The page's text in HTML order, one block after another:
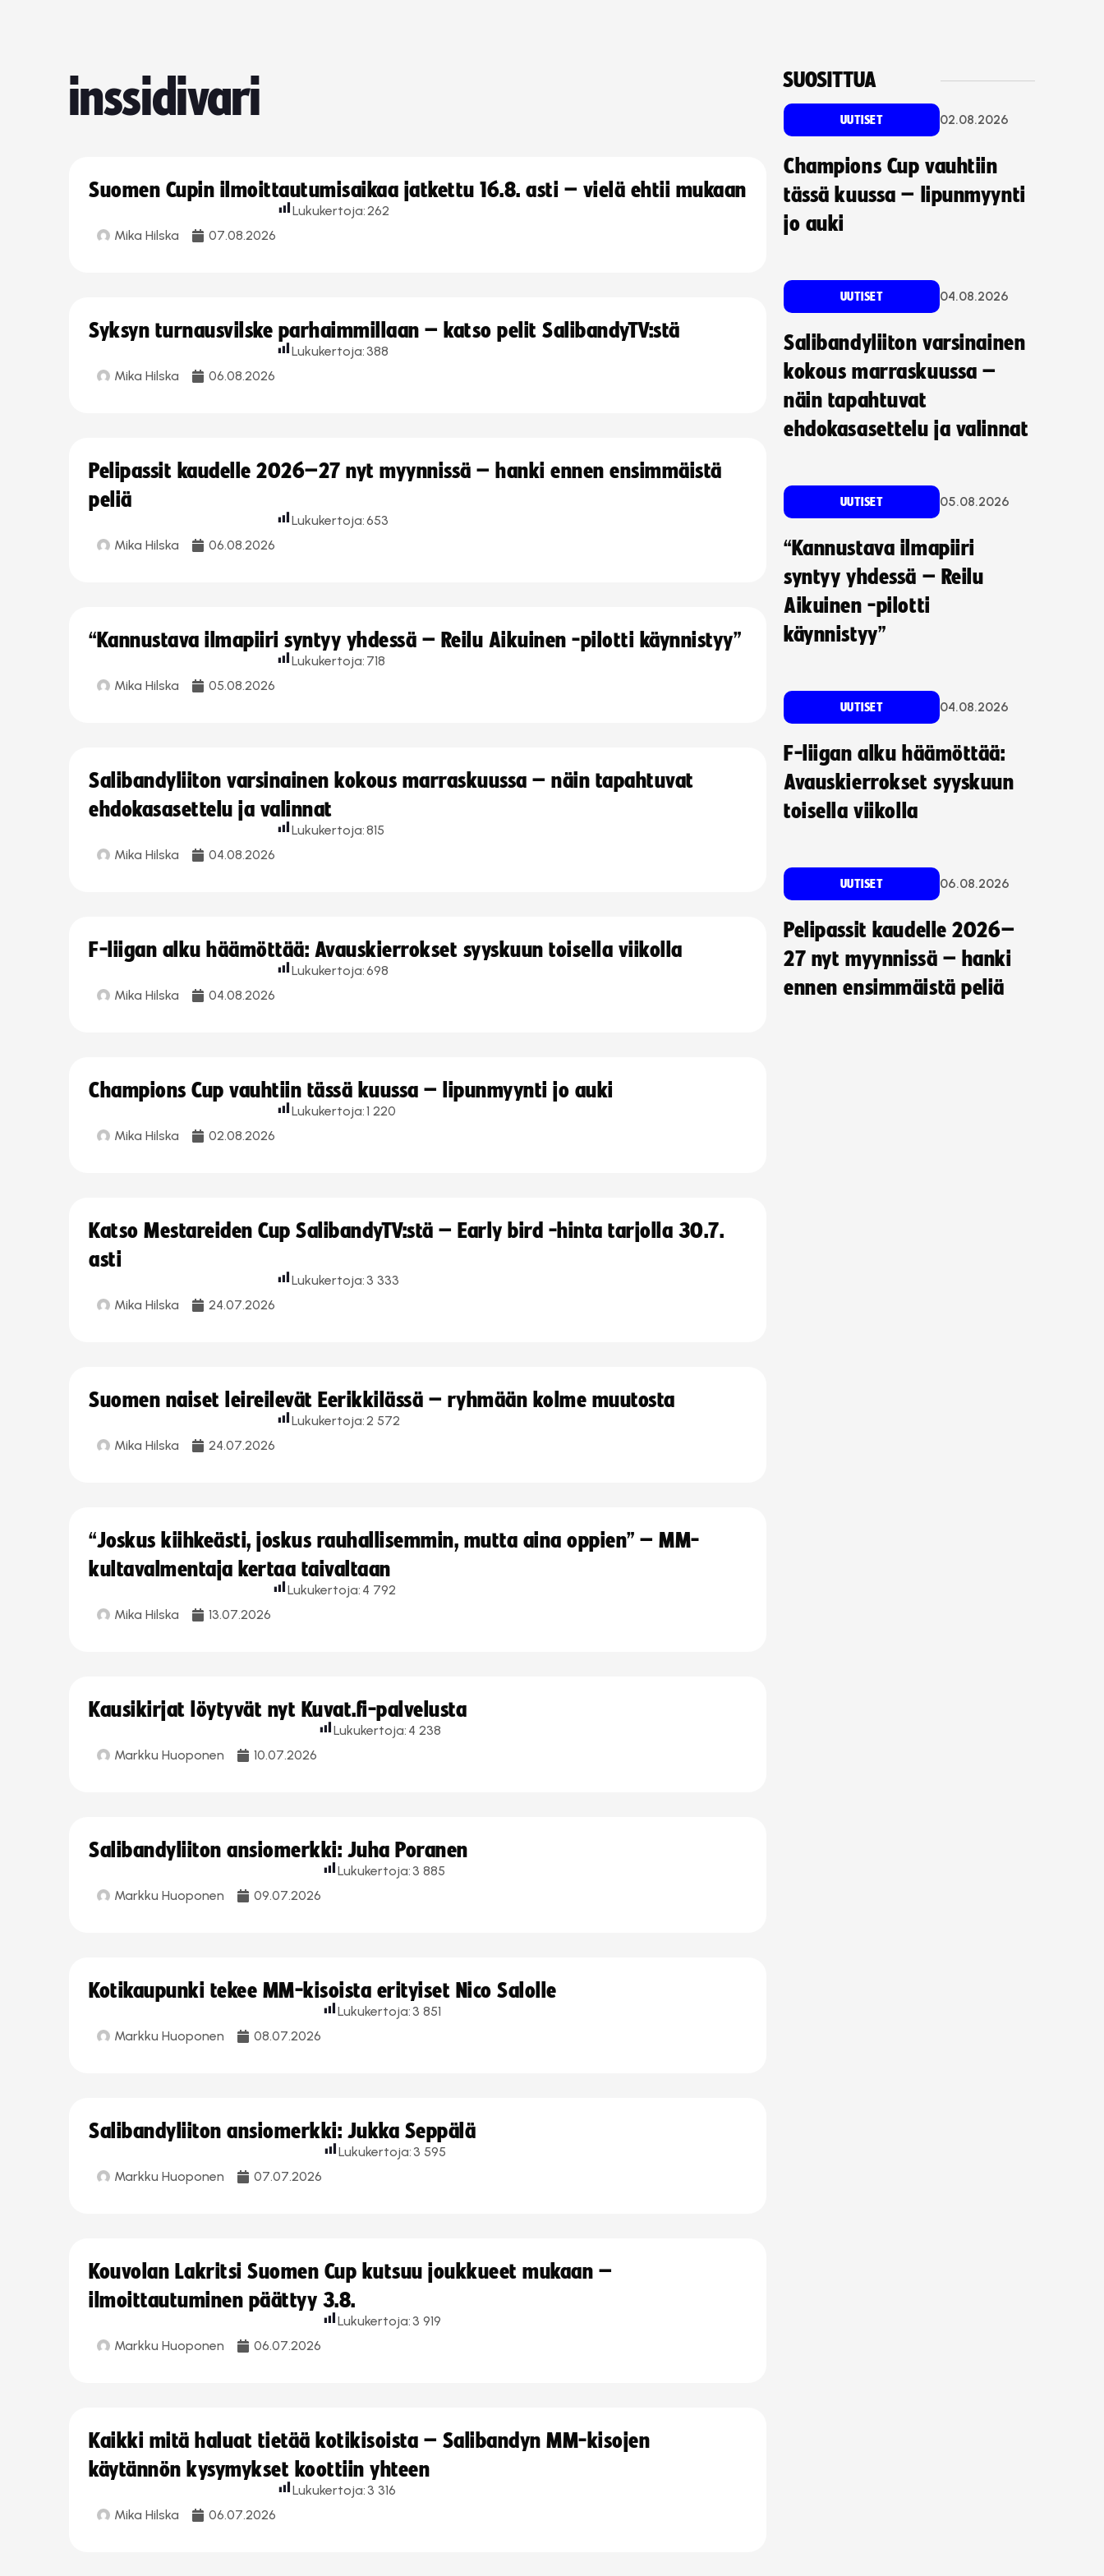
inssidivari
Suomen Cupin ilmoittautumisaikaa jatkettu 16.8. asti – vielä ehtii mukaan
Mika Hilska 07.08.2026
Lukukertoja:262
Syksyn turnausvilske parhaimmillaan – katso pelit SalibandyTV:stä
Mika Hilska 06.08.2026
Lukukertoja: 388
Pelipassit kaudelle 2026–27 nyt myynnissä – hanki ennen ensimmäistä
peliä
Mika Hilska 06.08.2026
Lukukertoja:653
“Kannustava ilmapiiri syntyy yhdessä – Reilu Aikuinen -pilotti käynnistyy”
Mika Hilska 05.08.2026
Lukukertoja: 718
Salibandyliiton varsinainen kokous marraskuussa – näin tapahtuvat
ehdokasasettelu ja valinnat
Mika Hilska 04.08.2026
Lukukertoja:815
F-liigan alku häämöttää: Avauskierrokset syyskuun toisella viikolla
Mika Hilska 04.08.2026
Lukukertoja:698
Champions Cup vauhtiin tässä kuussa – lipunmyynti jo auki
Mika Hilska 02.08.2026
Lukukertoja:1 220
Katso Mestareiden Cup SalibandyTV:stä – Early bird -hinta tarjolla 30.7.
asti
Mika Hilska 24.07.2026
Lukukertoja: 3 333
Suomen naiset leireilevät Eerikkilässä – ryhmään kolme muutosta
Mika Hilska 24.07.2026
Lukukertoja:2 572
“Joskus kiihkeästi, joskus rauhallisemmin, mutta aina oppien” – MM-
kultavalmentaja kertaa taivaltaan
Mika Hilska 13.07.2026
Lukukertoja: 4 792
Kausikirjat löytyvät nyt Kuvat.fi-palvelusta
Markku Huoponen 10.07.2026
Lukukertoja: 4 238
Salibandyliiton ansiomerkki: Juha Poranen
Markku Huoponen 09.07.2026
Lukukertoja: 3 885
Kotikaupunki tekee MM-kisoista erityiset Nico Salolle
Markku Huoponen 08.07.2026
Lukukertoja: 3 851
Salibandyliiton ansiomerkki: Jukka Seppälä
Markku Huoponen 07.07.2026
Lukukertoja: 3 595
Kouvolan Lakritsi Suomen Cup kutsuu joukkueet mukaan –
ilmoittautuminen päättyy 3.8.
Markku Huoponen 06.07.2026
Lukukertoja: 3 919
Kaikki mitä haluat tietää kotikisoista – Salibandyn MM-kisojen
käytännön kysymykset koottiin yhteen
Mika Hilska 06.07.2026
Lukukertoja: 3 316
SUOSITTUA
UUTISET 02.08.2026
Champions Cup vauhtiin
tässä kuussa – lipunmyynti
jo auki
UUTISET 04.08.2026
Salibandyliiton varsinainen
kokous marraskuussa –
näin tapahtuvat
ehdokasasettelu ja valinnat
UUTISET 05.08.2026
“Kannustava ilmapiiri
syntyy yhdessä – Reilu
Aikuinen -pilotti
käynnistyy”
UUTISET 04.08.2026
F-liigan alku häämöttää:
Avauskierrokset syyskuun
toisella viikolla
UUTISET 06.08.2026
Pelipassit kaudelle 2026–
27 nyt myynnissä – hanki
ennen ensimmäistä peliä